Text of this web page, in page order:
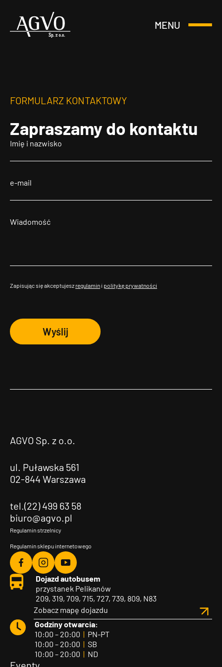
Header
MENU
Otwórz
FORMULARZ KONTAKTOWY
Zapraszamy do kontaktu
Zapisując się akceptujesz regulamin i politykę prywatności
Wyślij
AGVO Sp. z o.o.
ul. Puławska 561
02-844 Warszawa
tel.(22) 499 63 58
biuro@agvo.pl
Regulamin strzelnicy
Regulamin sklepu internetowego
Agvo
Facebook
Agvo
Instagram
Agvo
YouTube
Dojazd autobusem
przystanek Pelikanów
209, 319, 709, 715, 727, 739, 809, N83
Zobacz mapę dojazdu
Godziny otwarcia:
10:00 – 20:00 | PN-PT
10:00 – 20:00 | SB
10:00 – 20:00 | ND